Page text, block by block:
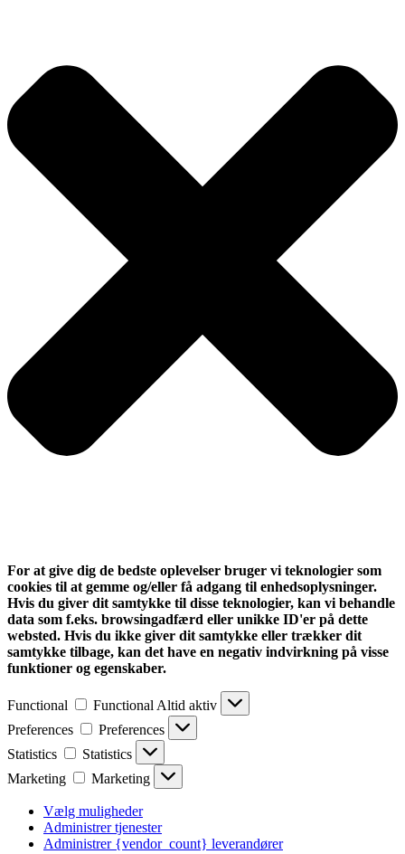
For at give dig de bedste oplevelser bruger vi teknologier som
cookies til at gemme og/eller få adgang til enhedsoplysninger.
Hvis du giver dit samtykke til disse teknologier, kan vi behandle
data som f.eks. browsingadfærd eller unikke ID'er på dette
websted. Hvis du ikke giver dit samtykke eller trækker dit
samtykke tilbage, kan det have en negativ indvirkning på visse
funktioner og egenskaber.
Functional Functional Altid aktiv
Preferences
Preferences
Statistics
Statistics
Marketing
Marketing
Vælg muligheder
Administrer tjenester
Administrer {vendor_count} leverandører